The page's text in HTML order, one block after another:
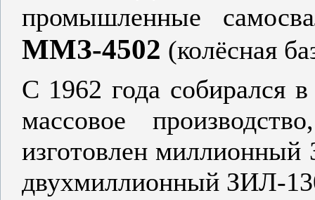
промышленные
ММЗ-4502 (колёсная
С 1962 года собирался
массовое
изготовлен миллионный
двухмиллионный ЗИЛ-